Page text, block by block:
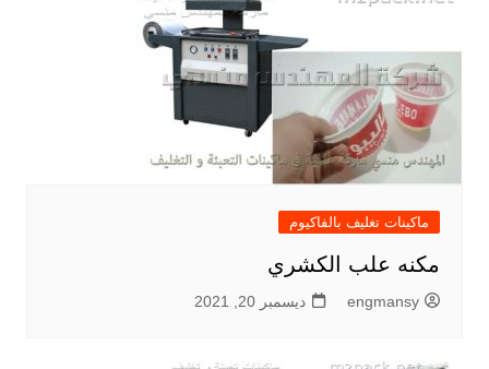
ماكينات تغليف بالفاكيوم
مكنه علب الكشري
engmansy ديسمبر 20, 2021